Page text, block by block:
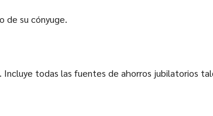
de su cónyuge.
todas las fuentes de ahorros jubilatorios